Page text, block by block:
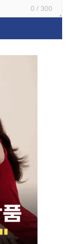
0 / 300